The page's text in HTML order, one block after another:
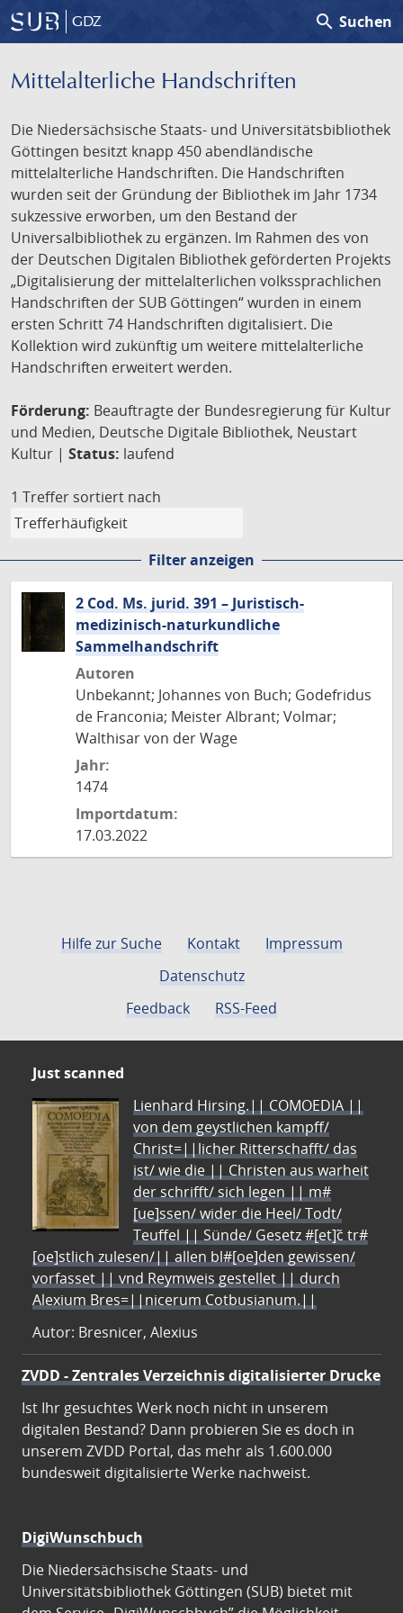
GDZ search Suchen
Mittelalterliche Handschriften
Die Niedersächsische Staats- und Universitätsbibliothek
Göttingen besitzt knapp 450 abendländische
mittelalterliche Handschriften. Die Handschriften
wurden seit der Gründung der Bibliothek im Jahr 1734
sukzessive erworben, um den Bestand der
Universalbibliothek zu ergänzen. Im Rahmen des von
der Deutschen Digitalen Bibliothek geförderten Projekts
„Digitalisierung der mittelalterlichen volkssprachlichen
Handschriften der SUB Göttingen“ wurden in einem
ersten Schritt 74 Handschriften digitalisiert. Die
Kollektion wird zukünftig um weitere mittelalterliche
Handschriften erweitert werden.
Förderung: Beauftragte der Bundesregierung für Kultur
und Medien, Deutsche Digitale Bibliothek, Neustart
Kultur | Status: laufend
1 Treffer sortiert nach
Filter anzeigen
2 Cod. Ms. jurid. 391 – Juristisch-
medizinisch-naturkundliche
Sammelhandschrift
Autoren
Unbekannt; Johannes von Buch; Godefridus
de Franconia; Meister Albrant; Volmar;
Walthisar von der Wage
Jahr:
1474
Importdatum:
17.03.2022
Hilfe zur Suche Kontakt
Impressum
Datenschutz
Feedback
RSS-Feed
Just scanned
Lienhard Hirsing.|| COMOEDIA ||
von dem geystlichen kampff/
Christ=||licher Ritterschafft/ das
ist/ wie die || Christen aus warheit
der schrifft/ sich legen || m#
[ue]ssen/ wider die Heel/ Todt/
Teuffel || Sünde/ Gesetz #[et]c̃ tr#
[oe]stlich zulesen/|| allen bl#[oe]den gewissen/
vorfasset || vnd Reymweis gestellet || durch
Alexium Bres=||nicerum Cotbusianum.||
Autor: Bresnicer, Alexius
ZVDD - Zentrales Verzeichnis digitalisierter Drucke
Ist Ihr gesuchtes Werk noch nicht in unserem
digitalen Bestand? Dann probieren Sie es doch in
unserem ZVDD Portal, das mehr als 1.600.000
bundesweit digitalisierte Werke nachweist.
DigiWunschbuch
Die Niedersächsische Staats- und
Universitätsbibliothek Göttingen (SUB) bietet mit